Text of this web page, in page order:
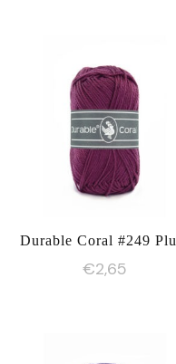
Durable Coral #249
€2,65